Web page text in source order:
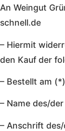
An Weingut
schnell.de
– Hiermit
den Kauf der
– Bestellt am
– Name des/
– Anschrift